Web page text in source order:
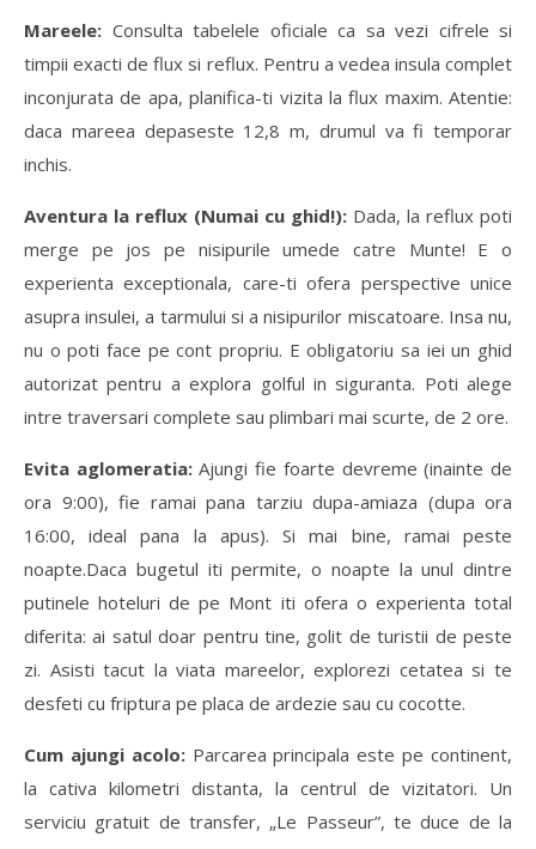
Mareele: Consulta tabelele oficiale ca sa vezi cifrele si
timpii exacti de flux si reflux. Pentru a vedea insula complet
inconjurata de apa, planifica-ti vizita la flux maxim. Atentie:
daca mareea depaseste 12,8 m, drumul va fi temporar
inchis.
Aventura la reflux (Numai cu ghid!): Dada, la reflux poti
merge pe jos pe nisipurile umede catre Munte! E o
experienta exceptionala, care-ti ofera perspective unice
asupra insulei, a tarmului si a nisipurilor miscatoare. Insa nu,
nu o poti face pe cont propriu. E obligatoriu sa iei un ghid
autorizat pentru a explora golful in siguranta. Poti alege
intre traversari complete sau plimbari mai scurte, de 2 ore.
Evita aglomeratia:Ajungi fie foarte devreme (inainte de
ora 9:00), fie ramai pana tarziu dupa-amiaza (dupa ora
16:00, ideal pana la apus). Si mai bine, ramai peste
noapte.Daca bugetul iti permite, o noapte la unul dintre
putinele hoteluri de pe Mont iti ofera o experienta total
diferita: ai satul doar pentru tine, golit de turistii de peste
zi. Asisti tacut la viata mareelor, explorezi cetatea si te
desfeti cu friptura pe placa de ardezie sau cu cocotte.
Cum ajungi acolo:Parcarea principala este pe continent,
la cativa kilometri distanta, la centrul de vizitatori. Un
serviciu gratuit de transfer, „Le Passeur”, te duce de la